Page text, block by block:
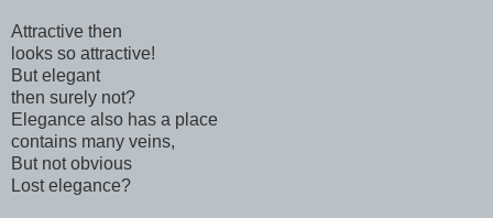
Attractive then
looks so attractive!
But elegant
then surely not?
Elegance also has a place
contains many veins,
But not obvious
Lost elegance?